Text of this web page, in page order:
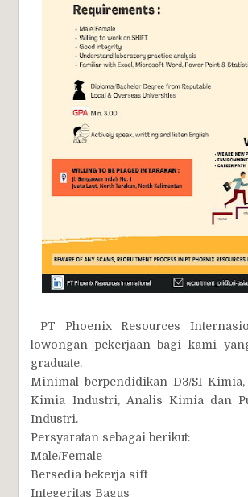
PT Phoenix Resources
lowongan pekerjaan bagi kami
graduate.
Minimal berpendidikan D3/S1
Kimia Industri, Analis Kimia dan
Industri.
Persyaratan sebagai berikut:
Male/Female
Bersedia bekerja sift
Integeritas Bagus